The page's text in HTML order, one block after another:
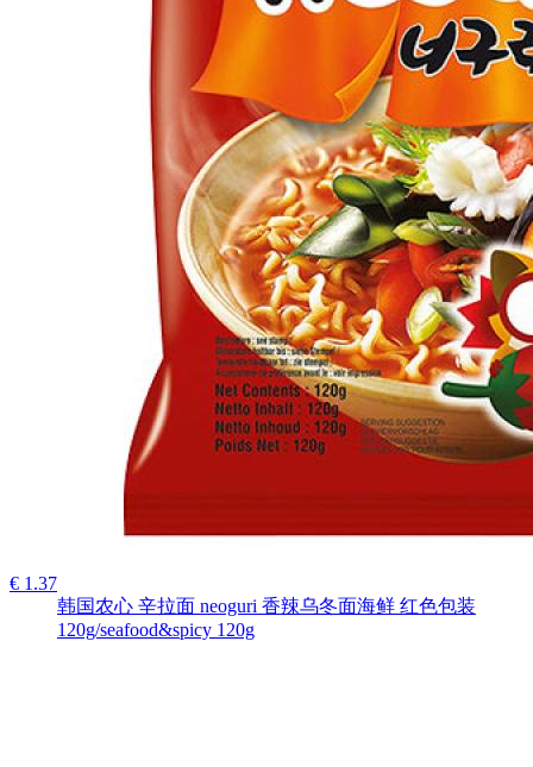
€ 1.37
韩国农心 辛拉面 neoguri 香辣乌冬面海鲜 红色包装
120g/seafood&spicy 120g